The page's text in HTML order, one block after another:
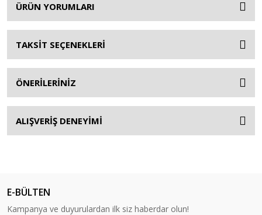
ÜRÜN YORUMLARI
TAKSİT SEÇENEKLERİ
ÖNERİLERİNİZ
ALIŞVERİŞ DENEYİMİ
E-BÜLTEN
Kampanya ve duyurulardan ilk siz haberdar olun!